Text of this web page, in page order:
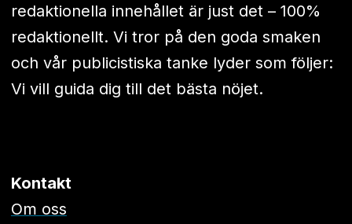
redaktionella innehållet är just det – 100%
redaktionellt. Vi tror på den goda smaken
och vår publicistiska tanke lyder som följer:
Vi vill guida dig till det bästa nöjet.
Kontakt
Om oss